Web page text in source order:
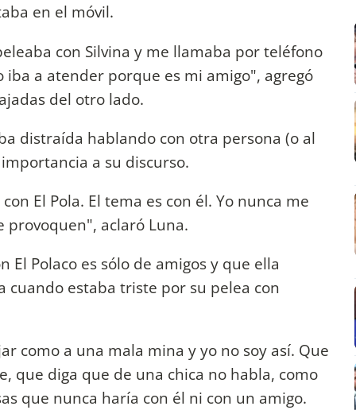
en el móvil.
con Silvina y me llamaba por teléfono
a atender porque es mi amigo", agregó
del otro lado.
distraída hablando con otra persona (o al
a su discurso.
El Pola. El tema es con él. Yo nunca me
aclaró Luna.
El Polaco es sólo de amigos y que ella
cuando estaba triste por su pelea con
como a una mala mina y yo no soy así. Que
que diga que de una chica no habla, como
que nunca haría con él ni con un amigo.